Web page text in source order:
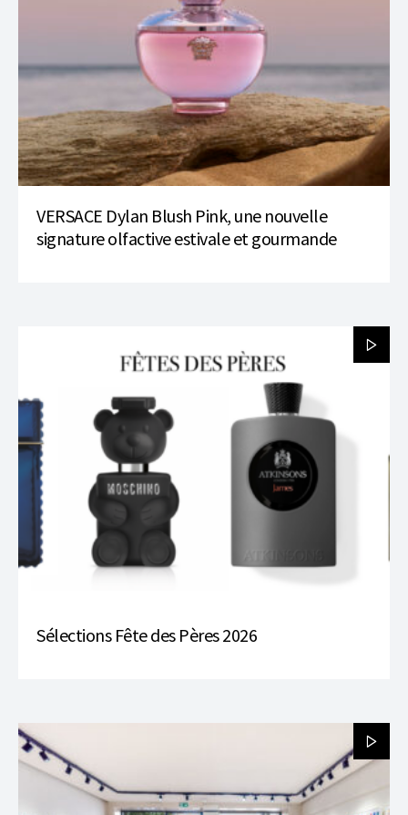
VERSACE Dylan Blush Pink, une nouvelle
signature olfactive estivale et gourmande
Sélections Fête des Pères 2026